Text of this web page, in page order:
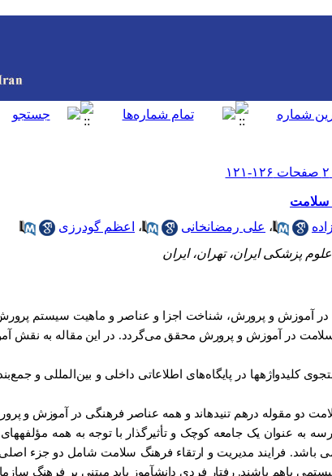
سلامت
، علی رمضانخانی ،
اعظم گودرزی
پزشکی ایران، تهران، ایران
در آموزش و پرورش، شناخت اجزا و عناصر و ماهیت سیستم
در آموزش و پرورش محقق می‌گردد. در این مقاله به نقش
کلیدواژه­ها در پایگاه‌های اطلاعاتی داخلی و بین‌المللی و
دو مقوله درهم­ تنیدهاند و همه عناصر فرهنگی در آموزش و
به عنوان یک جامعه کوچک و تأثیرگذار با توجه به همه مؤلفههای
فرایند مدیریت و ارتقاء فرهنگ سلامت شامل دو جزء
باهم باشند. رفتار فردی دانش­آموز باید مبتنی بر فرهنگ